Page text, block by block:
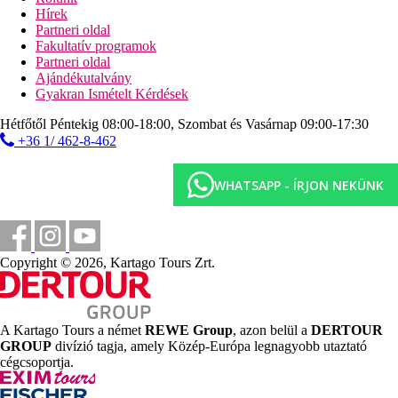
Tengerpart
homokos tengerpart közvetlenül a szálloda mellett
napágyak, napernyők és törölközők ingyenesen
Sport és szórakozás ingyenesen
tematikus estek
élőzene
asztalitenisz
strandröplabda
Sport és szórakozás térítés ellenében
masszázs
kozmetikai kezelések
2 teniszpálya (felszerelés és kivilágítás is)
vízi sportok a strandon
Ellátás
Ultra All Inclusive: minden étkezés büférendszerben,
késői reggeli, fagylalt ebédnél és vacsoránál, éjszakai
Hírek
Partneri oldal
Fakultatív programok
Partneri oldal
Ajándékutalvány
Gyakran Ismételt Kérdések
Hétfőtől Péntekig 08:00-18:00, Szombat és Vasárnap 09:00-17:30
+36 1/ 462-8-462
WHATSAPP - ÍRJON NEKÜNK
Copyright © 2026, Kartago Tours Zrt.
A Kartago Tours a német REWE Group, azon belül a DERTOUR
GROUP divízió tagja, amely Közép-Európa legnagyobb utaztató
cégcsoportja.